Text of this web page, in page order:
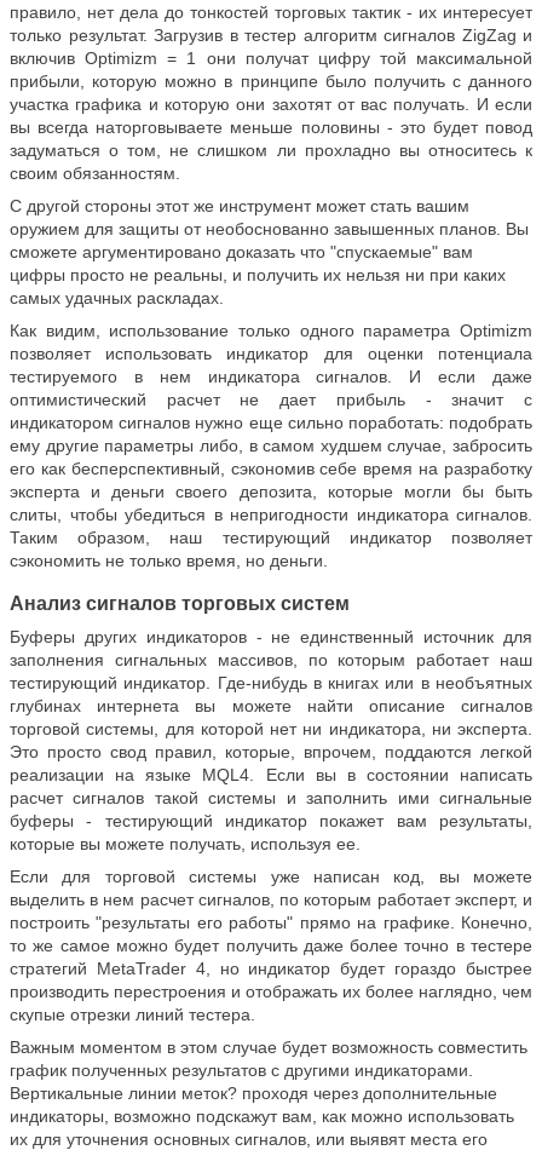
правило, нет дела до тонкостей торговых тактик - их интересует
только результат. Загрузив в тестер алгоритм сигналов ZigZag и
включивOptimizm = 1 они получат цифру той максимальной
прибыли, которую можно в принципе было получить с данного
участка графика и которую они захотят от вас получать. И если
вы всегда наторговываете меньше половины - это будет повод
задуматься о том, не слишком ли прохладно вы относитесь к
своим обязанностям.
С другой стороны этот же инструмент может стать вашим
оружием для защиты от необоснованно завышенных планов. Вы
сможете аргументировано доказать что "спускаемые" вам
цифры просто не реальны, и получить их нельзя ни при каких
самых удачных раскладах.
Как видим, использование только одного параметра Optimizm
позволяет использовать индикатор для оценки потенциала
тестируемого в нем индикатора сигналов. И если даже
оптимистический расчет не дает прибыль - значит с
индикатором сигналов нужно еще сильно поработать: подобрать
ему другие параметры либо, в самом худшем случае, забросить
его как бесперспективный, сэкономив себе время на разработку
эксперта и деньги своего депозита, которые могли бы быть
слиты, чтобы убедиться в непригодности индикатора сигналов.
Таким образом, наш тестирующий индикатор позволяет
сэкономить не только время, но деньги.
Анализ сигналов торговых систем
Буферы других индикаторов - не единственный источник для
заполнения сигнальных массивов, по которым работает наш
тестирующий индикатор. Где-нибудь в книгах или в необъятных
глубинах интернета вы можете найти описание сигналов
торговой системы, для которой нет ни индикатора, ни эксперта.
Это просто свод правил, которые, впрочем, поддаются легкой
реализации на языке MQL4 . Если вы в состоянии написать
расчет сигналов такой системы и заполнить ими сигнальные
буферы - тестирующий индикатор покажет вам результаты,
которые вы можете получать, используя ее.
Если для торговой системы уже написан код, вы можете
выделить в нем расчет сигналов, по которым работает эксперт, и
построить "результаты его работы" прямо на графике. Конечно,
то же самое можно будет получить даже более точно в тестере
стратегий MetaTrader 4, но индикатор будет гораздо быстрее
производить перестроения и отображать их более наглядно, чем
скупые отрезки линий тестера.
Важным моментом в этом случае будет возможность совместить
график полученных результатов с другими индикаторами.
Вертикальные линии меток? проходя через дополнительные
индикаторы, возможно подскажут вам, как можно использовать
их для уточнения основных сигналов, или выявят места его